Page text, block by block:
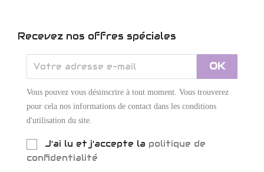
Recevez nos offres spéciales
Vous pouvez vous désinscrire à tout moment. Vous trouverez
pour cela nos informations de contact dans les conditions
d'utilisation du site.
J'ai lu et j'accepte la politique de
confidentialité